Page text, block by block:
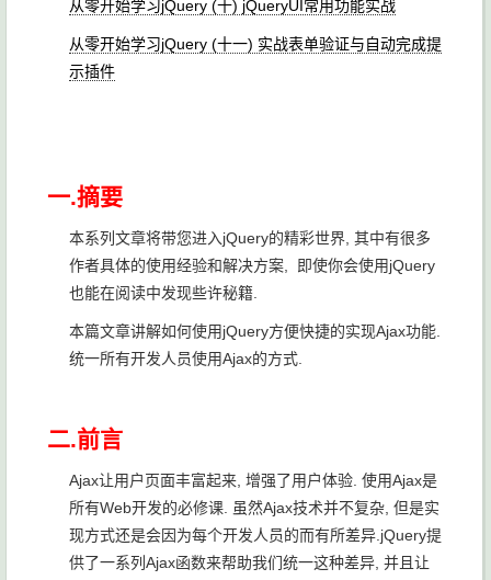
从零开始学习jQuery (十) jQueryUI常用功能实战
从零开始学习jQuery (十一) 实战表单验证与自动完成提
示插件
一.摘要
本系列文章将带您进入jQuery的精彩世界, 其中有很多
作者具体的使用经验和解决方案, 即使你会使用jQuery
也能在阅读中发现些许秘籍.
本篇文章讲解如何使用jQuery方便快捷的实现Ajax功能.
统一所有开发人员使用Ajax的方式.
二.前言
Ajax让用户页面丰富起来, 增强了用户体验. 使用Ajax是
所有Web开发的必修课. 虽然Ajax技术并不复杂, 但是实
现方式还是会因为每个开发人员的而有所差异.jQuery提
供了一系列Ajax函数来帮助我们统一这种差异, 并且让